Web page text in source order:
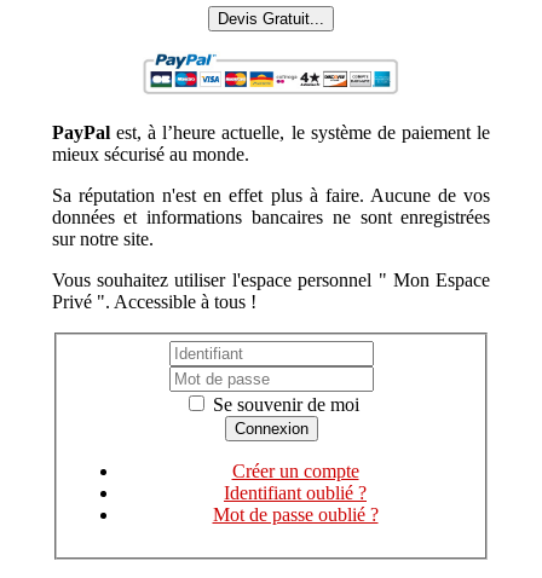
Devis Gratuit...
PayPalest, à l’heure actuelle, le système de paiement le
mieux sécurisé au monde.
Sa réputation n'est en effet plus à faire. Aucune de vos
données et informations bancaires ne sont enregistrées
sur notre site.
Vous souhaitez utiliser l'espace personnel " Mon Espace
Privé ". Accessible à tous !
Se souvenir de moi
Créer un compte
Identifiant oublié ?
Mot de passe oublié ?